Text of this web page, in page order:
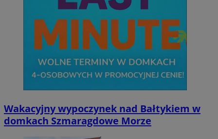
Wakacyjny wypoczynek nad Bałtykiem w
domkach Szmaragdowe Morze